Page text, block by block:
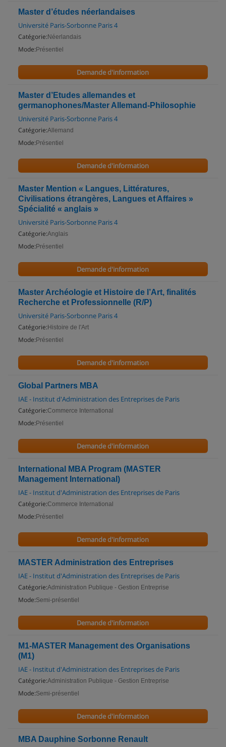
Master d’études néerlandaises
Université Paris-Sorbonne Paris 4
Catégorie: Néerlandais
Mode: Présentiel
Demande d'information
Master d’Etudes allemandes et
germanophones/Master Allemand-Philosophie
Université Paris-Sorbonne Paris 4
Catégorie:Allemand
Mode: Présentiel
Demande d'information
Master Mention « Langues, Littératures,
Civilisations étrangères, Langues et Affaires »
Spécialité « anglais »
Université Paris-Sorbonne Paris 4
Catégorie:Anglais
Mode: Présentiel
Demande d'information
Master Archéologie et Histoire de l’Art, finalités
Recherche et Professionnelle (R/P)
Université Paris-Sorbonne Paris 4
Catégorie: Histoire de l'Art
Mode: Présentiel
Demande d'information
Global Partners MBA
IAE - Institut d'Administration des Entreprises de Paris
Catégorie:Commerce International
Mode: Présentiel
Demande d'information
International MBA Program (MASTER
Management International)
IAE - Institut d'Administration des Entreprises de Paris
Catégorie:Commerce International
Mode: Présentiel
Demande d'information
MASTER Administration des Entreprises
IAE - Institut d'Administration des Entreprises de Paris
Catégorie:Administration Publique - Gestion Entreprise
Mode:Semi-présentiel
Demande d'information
M1-MASTER Management des Organisations
(M1)
IAE - Institut d'Administration des Entreprises de Paris
Catégorie:Administration Publique - Gestion Entreprise
Mode:Semi-présentiel
Demande d'information
MBA Dauphine Sorbonne Renault